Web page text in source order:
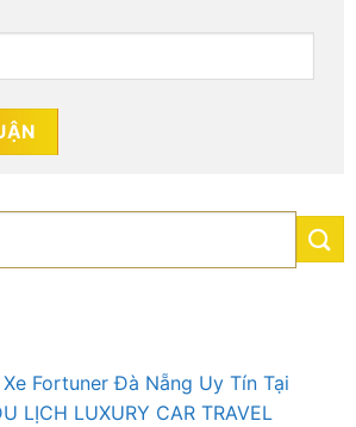
Fortuner Đà Nẵng Uy Tín Tại
LỊCH LUXURY CAR TRAVEL